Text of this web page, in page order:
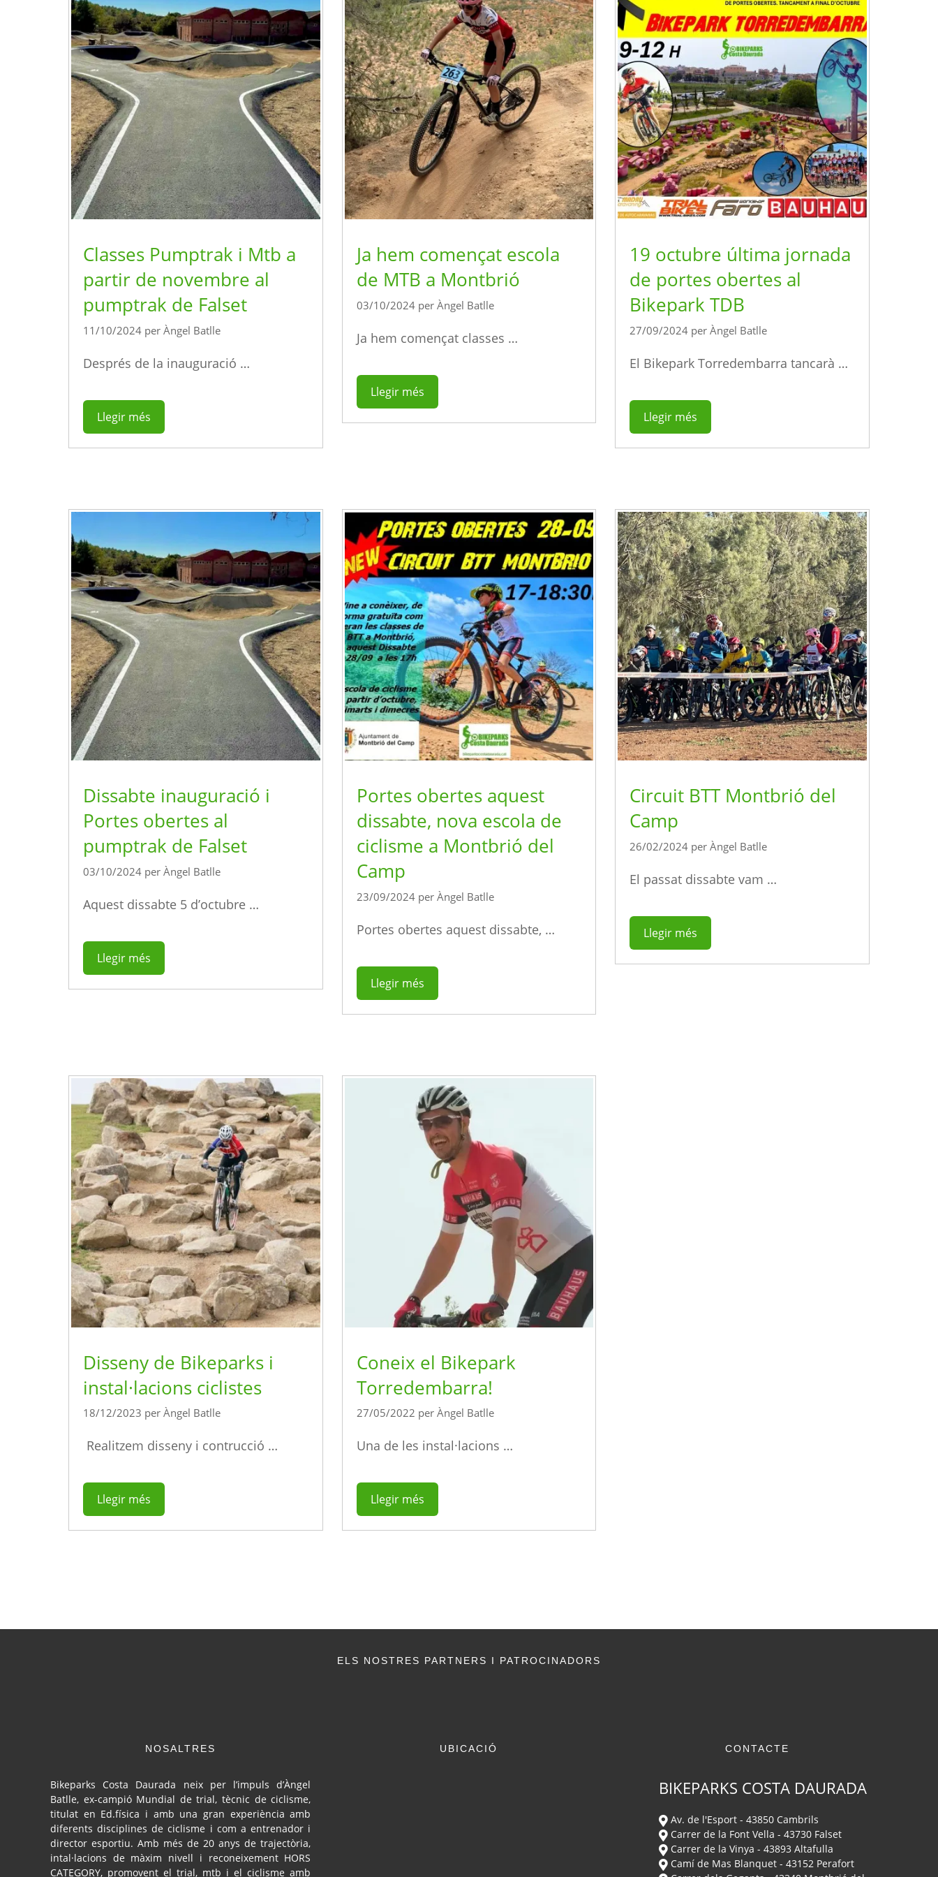
Classes Pumptrak i Mtb a
partir de novembre al
pumptrak de Falset
11/10/2024 per Àngel Batlle
Després de la inauguració …
Llegir més
Ja hem començat escola
de MTB a Montbrió
03/10/2024 per Àngel Batlle
Ja hem començat classes …
Llegir més
19 octubre última jornada
de portes obertes al
Bikepark TDB
27/09/2024 perÀngel Batlle
El Bikepark Torredembarra tancarà …
Llegir més
Dissabte inauguració i
Portes obertes al
pumptrak de Falset
03/10/2024 per Àngel Batlle
Aquest dissabte 5 d’octubre …
Llegir més
Portes obertes aquest
dissabte, nova escola de
ciclisme a Montbrió del
Camp
23/09/2024 per Àngel Batlle
Portes obertes aquest dissabte, …
Llegir més
Circuit BTT Montbrió del
Camp
26/02/2024 perÀngel Batlle
El passat dissabte vam …
Llegir més
Disseny de Bikeparks i
instal·lacions ciclistes
18/12/2023 per Àngel Batlle
Realitzem disseny i contrucció …
Llegir més
Coneix el Bikepark
Torredembarra!
27/05/2022 per Àngel Batlle
Una de les instal·lacions …
Llegir més
ELS NOSTRES PARTNERS I PATROCINADORS
NOSALTRES
Bikeparks Costa Daurada neix per l’impuls d’Àngel
Batlle, ex-campió Mundial de trial, tècnic de ciclisme,
titulat en Ed.física i amb una gran experiència amb
diferents disciplines de ciclisme i com a entrenador i
director esportiu. Amb més de 20 anys de trajectòria,
intal·lacions de màxim nivell i reconeixement HORS
CATEGORY, promovent el trial, mtb i el ciclisme amb
UBICACIÓ CONTACTE
BIKEPARKS COSTA DAURADA
Av. de l'Esport - 43850 Cambrils
Carrer de la Font Vella - 43730 Falset
Carrer de la Vinya - 43893 Altafulla
Camí de Mas Blanquet - 43152 Perafort